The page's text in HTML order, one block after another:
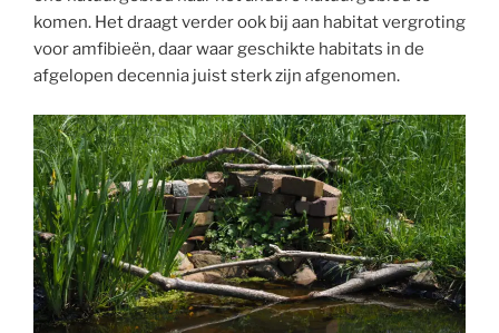
komen. Het draagt verder ook bij aan habitat vergroting
voor amfibieën, daar waar geschikte habitats in de
afgelopen decennia juist sterk zijn afgenomen.